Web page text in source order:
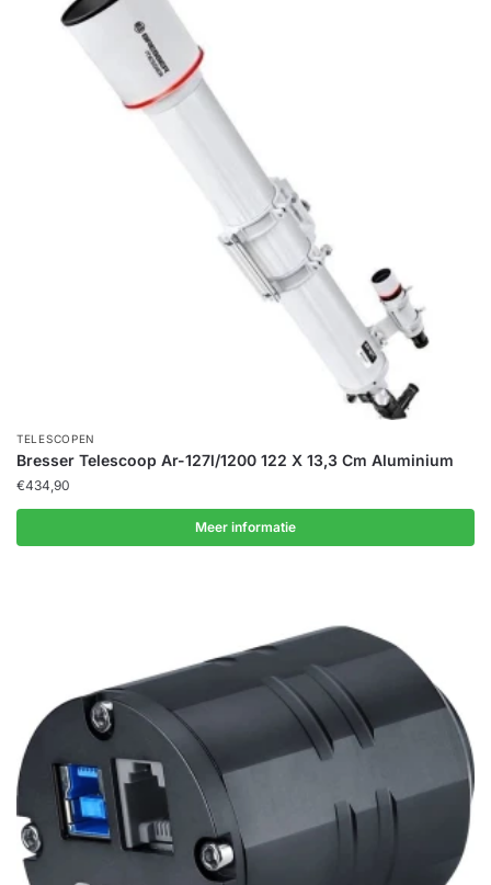
TELESCOPEN
Bresser Telescoop Ar-127l/1200 122 X 13,3 Cm Aluminium
€434,90
Meer informatie